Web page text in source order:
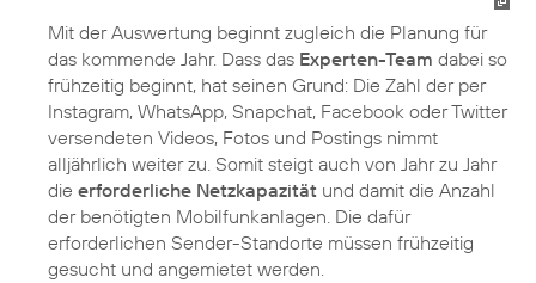
Mit der Auswertung beginnt zugleich die Planung für
das kommende Jahr. Dass das Experten-Team dabei so
frühzeitig beginnt, hat seinen Grund: Die Zahl der per
Instagram, WhatsApp, Snapchat, Facebook oder Twitter
versendeten Videos, Fotos und Postings nimmt
alljährlich weiter zu. Somit steigt auch von Jahr zu Jahr
die erforderliche Netzkapazität und damit die Anzahl
der benötigten Mobilfunkanlagen. Die dafür
erforderlichen Sender-Standorte müssen frühzeitig
gesucht und angemietet werden.